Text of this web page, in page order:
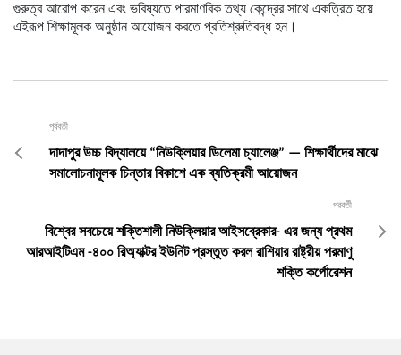
গুরুত্ব আরোপ করেন এবং ভবিষ্যতে পারমাণবিক তথ্য কেন্দ্রের সাথে একত্রিত হয়ে
এইরূপ শিক্ষামূলক অনুষ্ঠান আয়োজন করতে প্রতিশ্রুতিবদ্ধ হন।
পূর্ববর্তী
দাদাপুর উচ্চ বিদ্যালয়ে “নিউক্লিয়ার ডিলেমা চ্যালেঞ্জ” — শিক্ষার্থীদের মাঝে
সমালোচনামূলক চিন্তার বিকাশে এক ব্যতিক্রমী আয়োজন
পরবর্তী
বিশ্বের সবচেয়ে শক্তিশালী নিউক্লিয়ার আইসব্রেকার- এর জন্য প্রথম
আরআইটিএম -৪০০ রিঅ্যাক্টর ইউনিট প্রস্তুত করল রাশিয়ার রাষ্ট্রীয় পরমাণু
শক্তি কর্পোরেশন